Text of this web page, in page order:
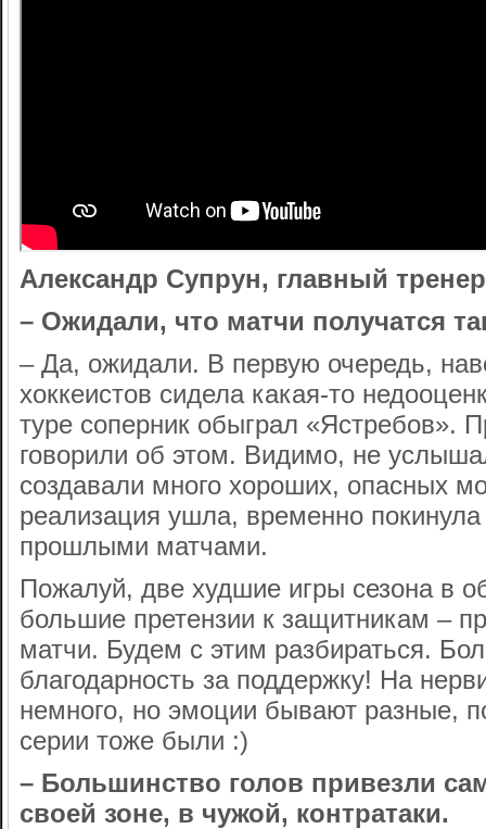
Александр Супрун, главный
– Ожидали, что матчи получатся
– Да, ожидали. В первую очередь,
хоккеистов сидела какая-то
туре соперник обыграл «Ястребов».
говорили об этом. Видимо, не
создавали много хороших, опасных
реализация ушла, временно
прошлыми матчами.
Пожалуй, две худшие игры сезона в
большие претензии к защитникам –
матчи. Будем с этим разбираться.
благодарность за поддержку! На
немного, но эмоции бывают разные,
серии тоже были :)
– Большинство голов привезли
своей зоне, в чужой, контратаки.